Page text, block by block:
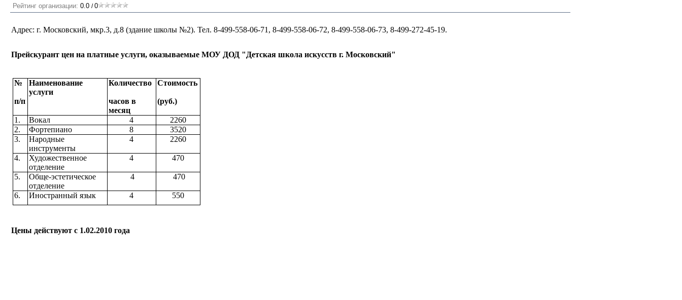
Рейтинг организации: 0.0 /0
Адрес: г. Московский, мкр.3, д.8 (здание школы №2). Тел. 8-499-558-06-71, 8-499-558-06-72, 8-499-558-06-73, 8-499-272-45-19.
Прейскурант цен на платные услуги, оказываемые МОУ ДОД "Детская школа искусств г. Московский"
№
Наименование
услуги
Количество Стоимость
п/п
часов в
месяц
(руб.)
1. Вокал 4
2260
2.
Фортепиано 8
3520
3.
Народные
инструменты
4 2260
4.
Художественное
отделение
4 470
5. Обще-эстетическое 4
470
отделение
6.
Иностранный язык 4 550
Цены действуют с 1.02.2010 года